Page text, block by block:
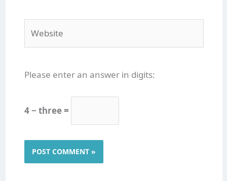
Please enter an answer in digits:
4 − three =